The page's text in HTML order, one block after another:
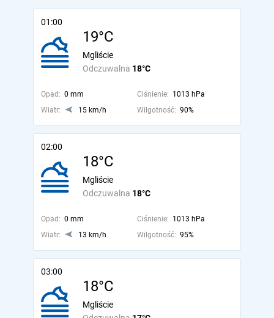
01:00
19°C
Odczuwalna 18°C
Mgliście
Opad: 0 mm Ciśnienie: 1013 hPa
Wiatr:
15 km/h Wilgotność: 90%
02:00
18°C
Odczuwalna 18°C
Mgliście
Opad: 0 mm Ciśnienie: 1013 hPa
Wiatr:
13 km/h Wilgotność: 95%
03:00
18°C
Mgliście